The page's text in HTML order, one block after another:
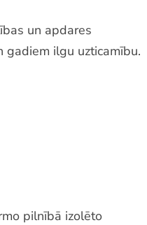
un apdares
ilgu uzticamību.
pilnībā izolēto